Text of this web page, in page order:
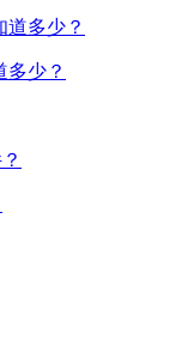
多少？